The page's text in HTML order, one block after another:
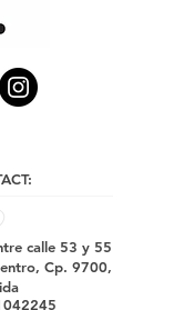
calle 53 y 55
Cp. 9700,